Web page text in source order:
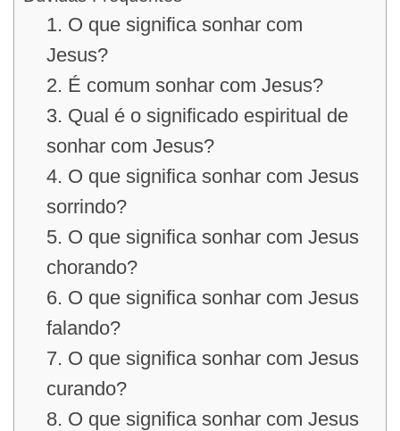
1. O que significa sonhar com
Jesus?
2. É comum sonhar com Jesus?
3. Qual é o significado espiritual de
sonhar com Jesus?
4. O que significa sonhar com Jesus
sorrindo?
5. O que significa sonhar com Jesus
chorando?
6. O que significa sonhar com Jesus
falando?
7. O que significa sonhar com Jesus
curando?
8. O que significa sonhar com Jesus